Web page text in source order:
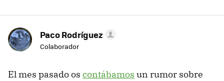
Paco Rodríguez
Colaborador
El mes pasado os contábamos un rumor sobre